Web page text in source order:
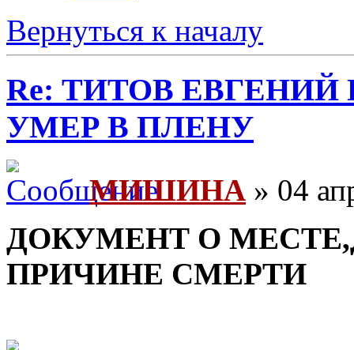
Вернуться к началу
Re: ТИТОВ ЕВГЕНИЙ
УМЕР В ПЛЕНУ
МИШИНА » 04
ДОКУМЕНТ О
ПРИЧИНЕ СМЕРТИ